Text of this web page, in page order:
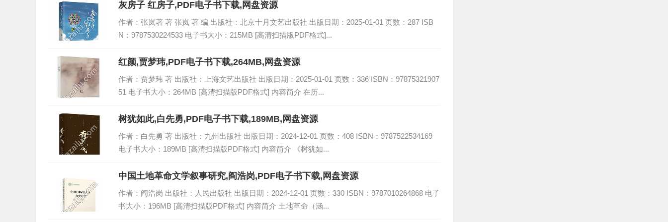
灰房子 红房子,PDF电子书下载,网盘资源
作者：张岚著 著 张岚 著 编 出版社：北京十月文艺出版社 出版日期：2025-01-01 页数：287 ISB
N：9787530224533 电子书大小：215MB [高清扫描版PDF格式]...
红颜,贾梦玮,PDF电子书下载,264MB,网盘资源
作者：贾梦玮 著 出版社：上海文艺出版社 出版日期：2025-01-01 页数：336 ISBN：97875321907
51 电子书大小：264MB [高清扫描版PDF格式] 内容简介 在历...
树犹如此,白先勇,PDF电子书下载,189MB,网盘资源
作者：白先勇 著 出版社：九州出版社 出版日期：2024-12-01 页数：408 ISBN：9787522534169
电子书大小：189MB [高清扫描版PDF格式] 内容简介 《树犹如...
中国土地革命文学叙事研究,阎浩岗,PDF电子书下载,网盘资源
作者：阎浩岗 出版社：人民出版社 出版日期：2024-12-01 页数：330 ISBN：9787010264868 电子
书大小：196MB [高清扫描版PDF格式] 内容简介 土地革命（涵...